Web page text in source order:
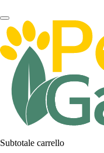
Subtotale carrello